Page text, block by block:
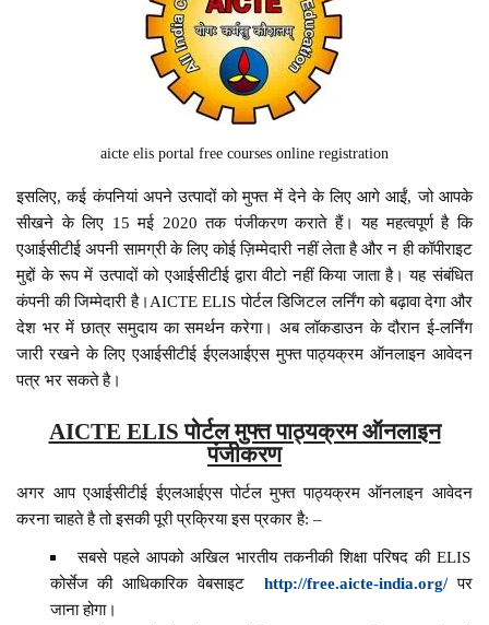
aicte elis portal free courses online registration
इसलिए, कई कंपनियां अपने उत्पादों को मुफ्त में देने के लिए आगे आईं, जो आपके
सीखने के लिए 15 मई 2020 तक पंजीकरण कराते हैं। यह महत्वपूर्ण है कि
एआईसीटीई अपनी सामग्री के लिए कोई ज़िम्मेदारी नहीं लेता है और न ही कॉपीराइट
मुद्दों के रूप में उत्पादों को एआईसीटीई द्वारा वीटो नहीं किया जाता है। यह संबंधित
कंपनी की जिम्मेदारी है।AICTE ELIS पोर्टल डिजिटल लर्निंग को बढ़ावा देगा और
देश भर में छात्र समुदाय का समर्थन करेगा। अब लॉकडाउन के दौरान ई-लर्निंग
जारी रखने के लिए एआईसीटीई ईएलआईएस मुफ्त पाठ्यक्रम ऑनलाइन आवेदन
पत्र भर सकते है।
AICTE ELIS पोर्टल मुफ्त पाठ्यक्रम ऑनलाइन
पंजीकरण
अगर आप एआईसीटीई ईएलआईएस पोर्टल मुफ्त पाठ्यक्रम ऑनलाइन आवेदन
करना चाहते है तो इसकी पूरी प्रक्रिया इस प्रकार है: –
सबसे पहले आपको अखिल भारतीय तकनीकी शिक्षा परिषद की ELIS
कोर्सेज की आधिकारिक वेबसाइट http://free.aicte-india.org/पर
जाना होगा।